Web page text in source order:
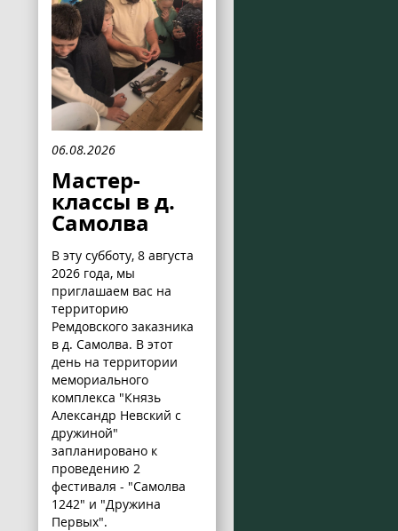
06.08.2026
Мастер-
классы в д.
Самолва
В эту субботу, 8 августа
2026 года, мы
приглашаем вас на
территорию
Ремдовского заказника
в д. Самолва. В этот
день на территории
мемориального
комплекса "Князь
Александр Невский с
дружиной"
запланировано к
проведению 2
фестиваля - "Самолва
1242" и "Дружина
Первых".